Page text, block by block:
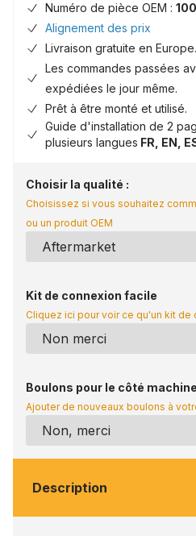
Numéro de pièce OEM :
Alignement des prix
Livraison gratuite en Europe.
Les commandes passées
expédiées le jour même.
Prêt à être monté et utilisé.
Guide d'installation de 2
plusieurs langues FR, EN,
Choisir la qualité :
Choisissez si vous souhaitez
ou un produit OEM
Kit de connexion facile
Cliquez ici pour voir ce qu'un kit
Boulons pour le côté
Ajouter de nouveaux boulons à
Description